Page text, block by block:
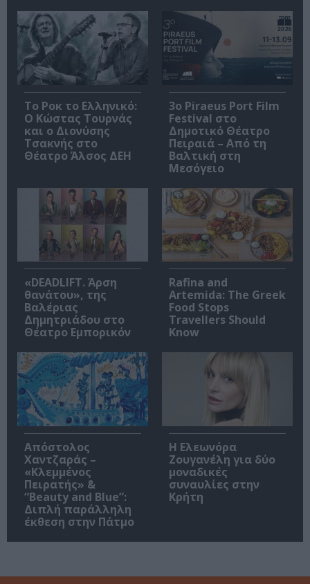
Το Ροκ το Ελληνικό:
Ο Κώστας Τουρνάς
και ο Διονύσης
Τσακνής στο
Θέατρο Άλσος ΔΕΗ
3o Piraeus Port Film
Festival στο
Δημοτικό Θέατρο
Πειραιά – Από τη
Βαλτική στη
Μεσόγειο
«DEADLIFT. Άρση
θανάτου», της
Βαλέριας
Δημητριάδου στο
Θέατρο Εμπορικόν
Rafina and
Artemida: The Greek
Food Stops
Travellers Should
Know
Απόστολος
Χαντζαράς –
«Κλεμμένος
Πειρατής» &
“Beauty and Blue”:
Διπλή παράλληλη
έκθεση στην Πάτμο
Η Ελεωνόρα
Ζουγανέλη για δύο
μοναδικές
συναυλίες στην
Κρήτη